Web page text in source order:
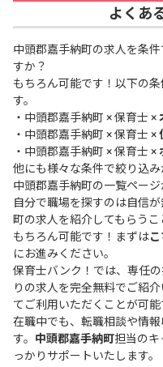
よくあ
中頭郡嘉手納町の求人を条
すか？
もちろん可能です！以下の
す。
・ 中頭郡嘉手納町 × 保育士 ×
・ 中頭郡嘉手納町 × 保育士 ×
・ 中頭郡嘉手納町 × 保育士 ×
他にも様々な条件で絞り込み
中頭郡嘉手納町の一覧ページ
自分で職場を探すのは自信
町の求人を紹介してもらうこ
もちろん可能です！まずは
にお進みください。
保育士バンク！では、専任
りの求人を完全無料でご紹
てご利用いただくことが可能
在職中でも、転職相談や情
す。 中頭郡嘉手納町担当のキ
っかりサポートいたします。